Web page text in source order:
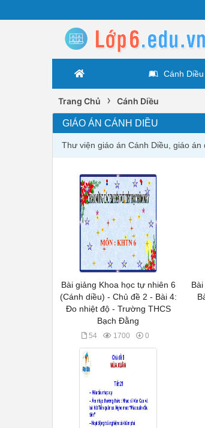
Cánh Diều
Trang Chủ › Cánh Diều
GIÁO ÁN CÁNH DIỀU
Thư viện giáo án Cánh Diều, giáo
Bài giảng Khoa học tự nhiên 6
(Cánh diều) - Chủ đề 2 - Bài 4:
Đo nhiệt độ - Trường THCS
Bạch Đằng
54 1700 0